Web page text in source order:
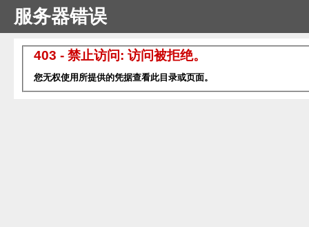
服务器错误
403 - 禁止访问: 访问被拒绝。
您无权使用所提供的凭据查看此目录或页面。